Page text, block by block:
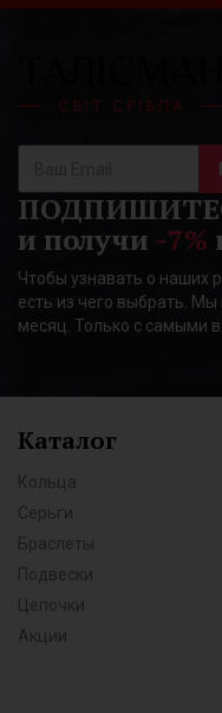
и получи -7%
Чтобы узнавать о наших
есть из чего выбрать.
месяц. Только с самыми
Каталог
Кольца
Серьги
Браслеты
Подвески
Цепочки
Акции